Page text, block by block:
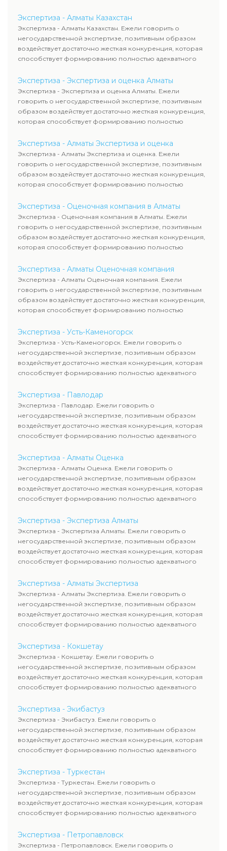
Экспертиза - Алматы Казахстан
Экспертиза - Алматы Казахстан. Ежели говорить о
негосударственной экспертизе, позитивным образом
воздействует достаточно жесткая конкуренция, которая
способствует формированию полностью адекватного
Экспертиза - Экспертиза и оценка Алматы
Экспертиза - Экспертиза и оценка Алматы. Ежели
говорить о негосударственной экспертизе, позитивным
образом воздействует достаточно жесткая конкуренция,
которая способствует формированию полностью
Экспертиза - Алматы Экспертиза и оценка
Экспертиза - Алматы Экспертиза и оценка. Ежели
говорить о негосударственной экспертизе, позитивным
образом воздействует достаточно жесткая конкуренция,
которая способствует формированию полностью
Экспертиза - Оценочная компания в Алматы
Экспертиза - Оценочная компания в Алматы. Ежели
говорить о негосударственной экспертизе, позитивным
образом воздействует достаточно жесткая конкуренция,
которая способствует формированию полностью
Экспертиза - Алматы Оценочная компания
Экспертиза - Алматы Оценочная компания. Ежели
говорить о негосударственной экспертизе, позитивным
образом воздействует достаточно жесткая конкуренция,
которая способствует формированию полностью
Экспертиза - Усть-Каменогорск
Экспертиза - Усть-Каменогорск. Ежели говорить о
негосударственной экспертизе, позитивным образом
воздействует достаточно жесткая конкуренция, которая
способствует формированию полностью адекватного
Экспертиза - Павлодар
Экспертиза - Павлодар. Ежели говорить о
негосударственной экспертизе, позитивным образом
воздействует достаточно жесткая конкуренция, которая
способствует формированию полностью адекватного
Экспертиза - Алматы Оценка
Экспертиза - Алматы Оценка. Ежели говорить о
негосударственной экспертизе, позитивным образом
воздействует достаточно жесткая конкуренция, которая
способствует формированию полностью адекватного
Экспертиза - Экспертиза Алматы
Экспертиза - Экспертиза Алматы. Ежели говорить о
негосударственной экспертизе, позитивным образом
воздействует достаточно жесткая конкуренция, которая
способствует формированию полностью адекватного
Экспертиза - Алматы Экспертиза
Экспертиза - Алматы Экспертиза. Ежели говорить о
негосударственной экспертизе, позитивным образом
воздействует достаточно жесткая конкуренция, которая
способствует формированию полностью адекватного
Экспертиза - Кокшетау
Экспертиза - Кокшетау. Ежели говорить о
негосударственной экспертизе, позитивным образом
воздействует достаточно жесткая конкуренция, которая
способствует формированию полностью адекватного
Экспертиза - Экибастуз
Экспертиза - Экибастуз. Ежели говорить о
негосударственной экспертизе, позитивным образом
воздействует достаточно жесткая конкуренция, которая
способствует формированию полностью адекватного
Экспертиза - Туркестан
Экспертиза - Туркестан. Ежели говорить о
негосударственной экспертизе, позитивным образом
воздействует достаточно жесткая конкуренция, которая
способствует формированию полностью адекватного
Экспертиза - Петропавловск
Экспертиза - Петропавловск. Ежели говорить о